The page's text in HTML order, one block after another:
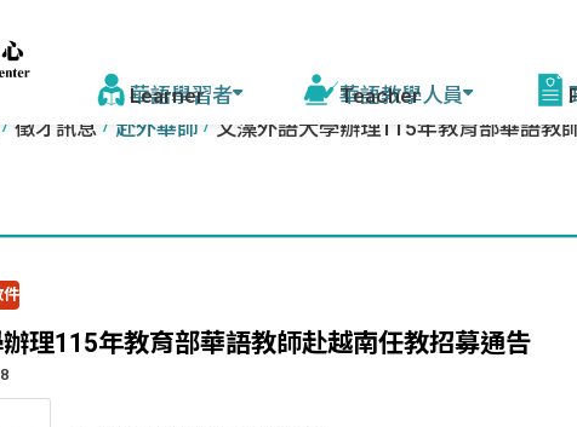
華語學習者
篩系統
華語教學人員
徵才訊息 赴外華師 文藻外語大學辦理115年教育部華語教
件
理115年教育部華語教師赴越南任教招募通告